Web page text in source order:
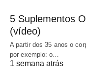
5 Suplementos
(vídeo)
A partir dos 35 anos o
por exemplo: o…
1 semana atrás